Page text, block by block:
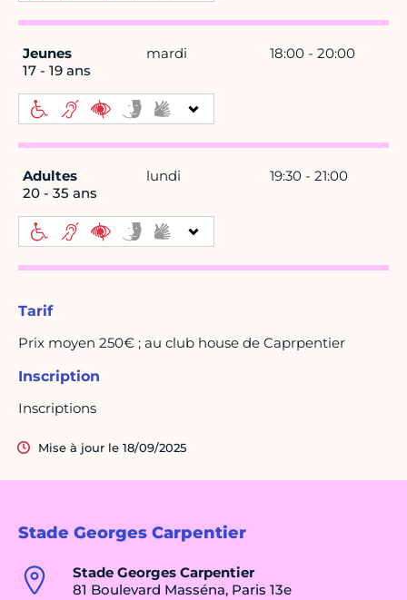
Stade Georges Carpentier
Stade Georges Carpentier
81 Boulevard Masséna, Paris 13e
Jeunes
17 - 19 ans
mardi 18:00 - 20:00
Adultes
20 - 35 ans
lundi 19:30 - 21:00
Tarif
Prix moyen 250€ ; au club house de Caprpentier
Inscription
Inscriptions
Mise à jour le 18/09/2025